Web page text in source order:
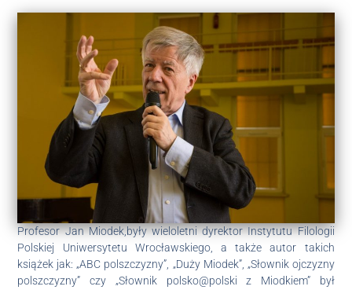
Profesor Jan Miodek,były wieloletni dyrektor Instytutu Filologii
Polskiej Uniwersytetu Wrocławskiego, a także autor takich
książek jak: „ABC polszczyzny”, „Duży Miodek”, „Słownik ojczyzny
polszczyzny” czy „Słownik polsko@polski z Miodkiem” był